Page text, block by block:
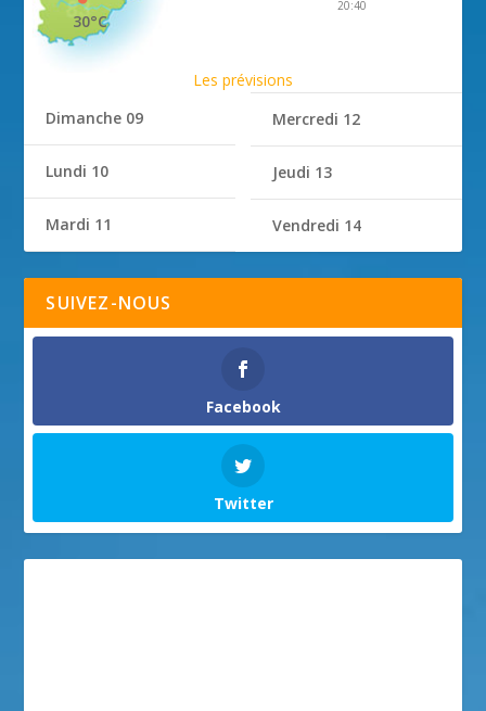
30°C
20:40
Les prévisions
Dimanche 09
Lundi 10
Mardi 11
Mercredi 12
Jeudi 13
Vendredi 14
SUIVEZ-NOUS
Facebook
Twitter